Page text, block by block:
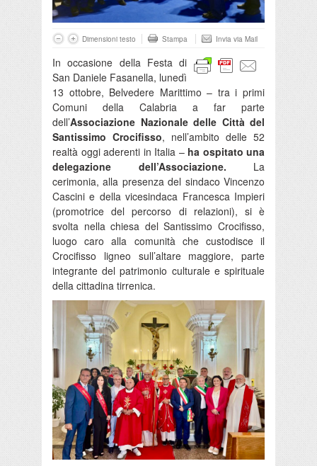
Dimensioni testo Stampa Invia via Mail
In occasione della Festa di
San Daniele Fasanella, lunedì
13 ottobre, Belvedere Marittimo – tra i primi
Comuni della Calabria a far parte
dell’Associazione Nazionale delle Città del
Santissimo Crocifisso, nell’ambito delle 52
realtà oggi aderenti in Italia – ha ospitato una
delegazione dell’Associazione. La
cerimonia, alla presenza del sindaco Vincenzo
Cascini e della vicesindaca Francesca Impieri
(promotrice del percorso di relazioni), si è
svolta nella chiesa del Santissimo Crocifisso,
luogo caro alla comunità che custodisce il
Crocifisso ligneo sull’altare maggiore, parte
integrante del patrimonio culturale e spirituale
della cittadina tirrenica.